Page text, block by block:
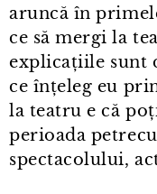
aruncă în
ce să mergi la
explicațiile sunt
ce înțeleg eu
la teatru e că
perioada
spectacolului,